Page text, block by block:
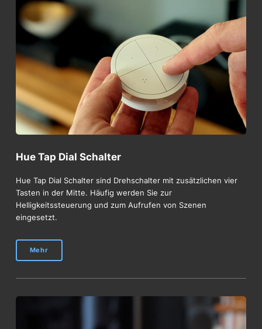
Hue Tap Dial Schalter
Hue Tap Dial Schalter sind Drehschalter mit zusätzlichen vier
Tasten in der Mitte. Häufig werden Sie zur
Helligkeitssteuerung und zum Aufrufen von Szenen
eingesetzt.
Mehr